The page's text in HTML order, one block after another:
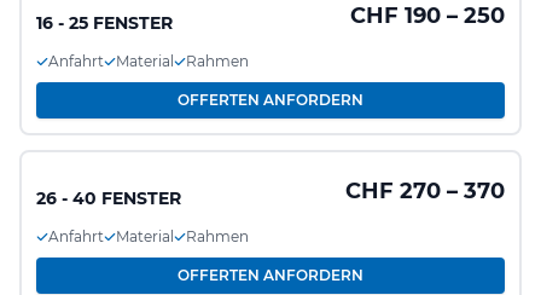
16 - 25 FENSTER CHF 190 – 250
Anfahrt Material Rahmen
OFFERTEN ANFORDERN
26 - 40 FENSTER CHF 270 – 370
Anfahrt Material Rahmen
OFFERTEN ANFORDERN